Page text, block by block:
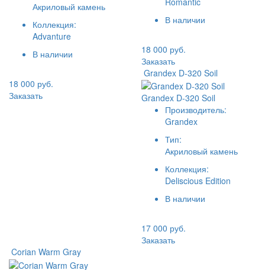
Акриловый камень
Коллекция:
Advanture
В наличии
18 000 руб.
Заказать
В наличии
18 000 руб.
Заказать
Grandex D-320 Soil
Grandex D-320 Soil
Производитель:
Grandex
Тип:
Акриловый камень
Коллекция:
Deliscious Edition
В наличии
17 000 руб.
Заказать
Corian Warm Gray